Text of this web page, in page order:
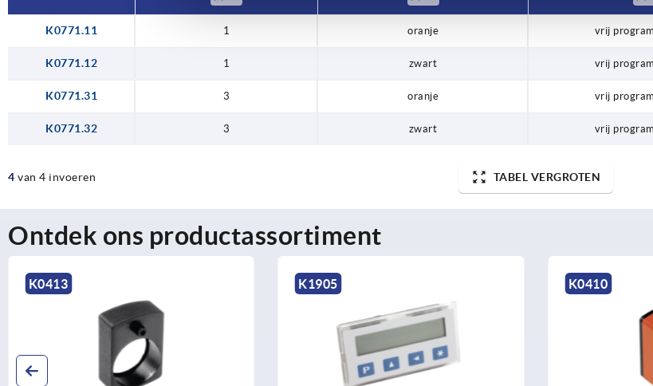
K0771.11 1 oranje vrij
K0771.12 1 zwart vrij
K0771.31 3 oranje vrij
K0771.32 3 zwart vrij
4 van 4 invoeren TABEL VERGROTEN
Ontdek ons productassortiment
K1905 K0410 K0409